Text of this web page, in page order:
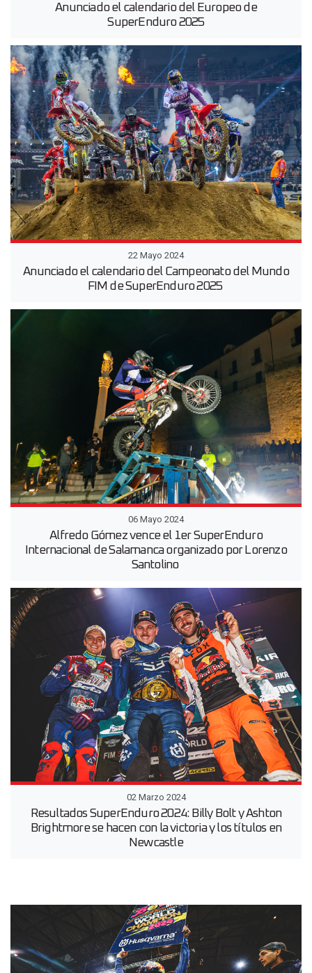
Anunciado el calendario del Europeo de
SuperEnduro 2025
22 Mayo 2024
Anunciado el calendario del Campeonato del Mundo
FIM de SuperEnduro 2025
06 Mayo 2024
Alfredo Gómez vence el 1er SuperEnduro
Internacional de Salamanca organizado por Lorenzo
Santolino
02 Marzo 2024
Resultados SuperEnduro 2024: Billy Bolt y Ashton
Brightmore se hacen con la victoria y los títulos en
Newcastle